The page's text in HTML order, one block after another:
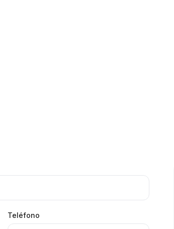
Teléfono